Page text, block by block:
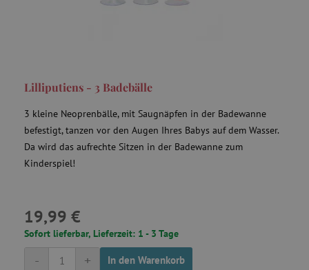
Lilliputiens - 3 Badebälle
3 kleine Neoprenbälle, mit Saugnäpfen in der Badewanne
befestigt, tanzen vor den Augen Ihres Babys auf dem Wasser.
Da wird das aufrechte Sitzen in der Badewanne zum
Kinderspiel!
19,99 €
Sofort lieferbar, Lieferzeit: 1 - 3 Tage
+
- In den Warenkorb